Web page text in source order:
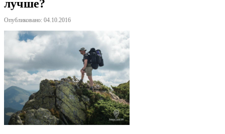
лучше?
Опубликовано: 04.10.2016